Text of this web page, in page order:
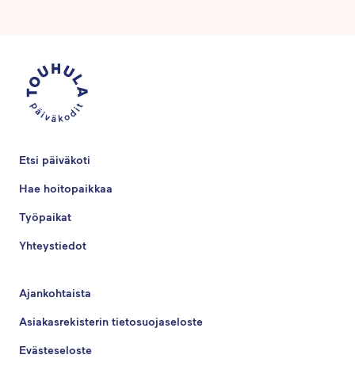
Etsi päiväkoti
Hae hoitopaikkaa
Työpaikat
Yhteystiedot
Ajankohtaista
Asiakasrekisterin tietosuojaseloste
Evästeseloste